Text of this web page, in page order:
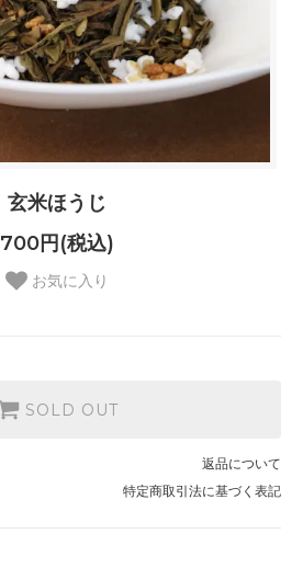
玄米ほうじ
700円(税込)
お気に入り
SOLD OUT
返品について
特定商取引法に基づく表記